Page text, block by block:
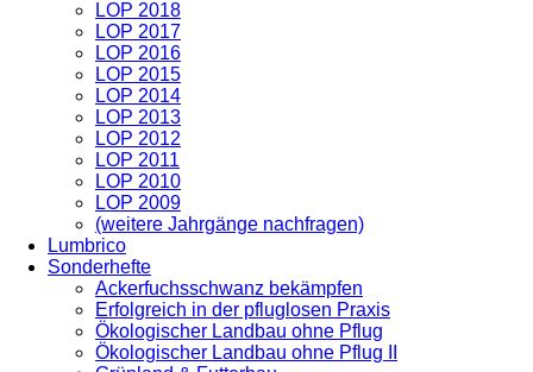
LOP 2018
LOP 2017
LOP 2016
LOP 2015
LOP 2014
LOP 2013
LOP 2012
LOP 2011
LOP 2010
LOP 2009
(weitere Jahrgänge nachfragen)
Lumbrico
Sonderhefte
Ackerfuchsschwanz bekämpfen
Erfolgreich in der pfluglosen Praxis
Ökologischer Landbau ohne Pflug
Ökologischer Landbau ohne Pflug II